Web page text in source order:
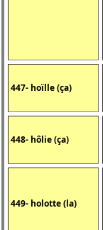
447- hoïlle (ça)
448- hôlie (ça)
449- holotte (la)